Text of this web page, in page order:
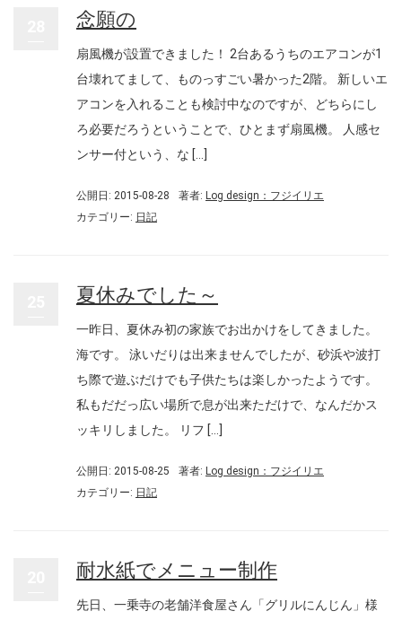
念願の
扇風機が設置できました！ 2台あるうちのエアコンが1
台壊れてまして、ものっすごい暑かった2階。 新しいエ
アコンを入れることも検討中なのですが、どちらにし
ろ必要だろうということで、ひとまず扇風機。 人感セ
ンサー付という、な […]
公開日: 2015-08-28 著者: Log design：フジイリエ
カテゴリー: 日記
夏休みでした～
一昨日、夏休み初の家族でお出かけをしてきました。
海です。 泳いだりは出来ませんでしたが、砂浜や波打
ち際で遊ぶだけでも子供たちは楽しかったようです。
私もだだっ広い場所で息が出来ただけで、なんだかス
ッキリしました。 リフ […]
公開日: 2015-08-25 著者: Log design：フジイリエ
カテゴリー: 日記
耐水紙でメニュー制作
先日、一乗寺の老舗洋食屋さん「グリルにんじん」様